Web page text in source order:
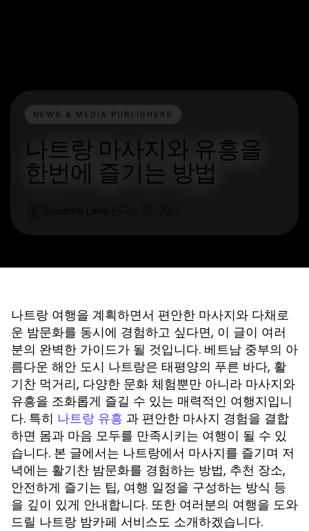
NEWS & MEDIA PUBLISHERS
나트랑 마사지와 유흥을
한번에 즐기는 방법
나트랑 여행을 계획하면서 편안한 마사지와 다채로
운 밤문화를 동시에 경험하고 싶다면, 이 글이 여러
분의 완벽한 가이드가 될 것입니다. 베트남 중부의 아
름다운 해안 도시 나트랑은 태평양의 푸른 바다, 활
기찬 먹거리, 다양한 문화 체험뿐만 아니라 마사지와
유흥을 조화롭게 즐길 수 있는 매력적인 여행지입니
다. 특히 나트랑 유흥 과 편안한 마사지 경험을 결합
하면 몸과 마음 모두를 만족시키는 여행이 될 수 있
습니다. 본 글에서는 나트랑에서 마사지를 즐기며 저
녁에는 활기찬 밤문화를 경험하는 방법, 추천 장소,
안전하게 즐기는 팁, 여행 일정을 구성하는 방식 등
을 깊이 있게 안내합니다. 또한 여러분의 여행을 도와
드릴 나트랑 밤카페 서비스도 소개하겠습니다.